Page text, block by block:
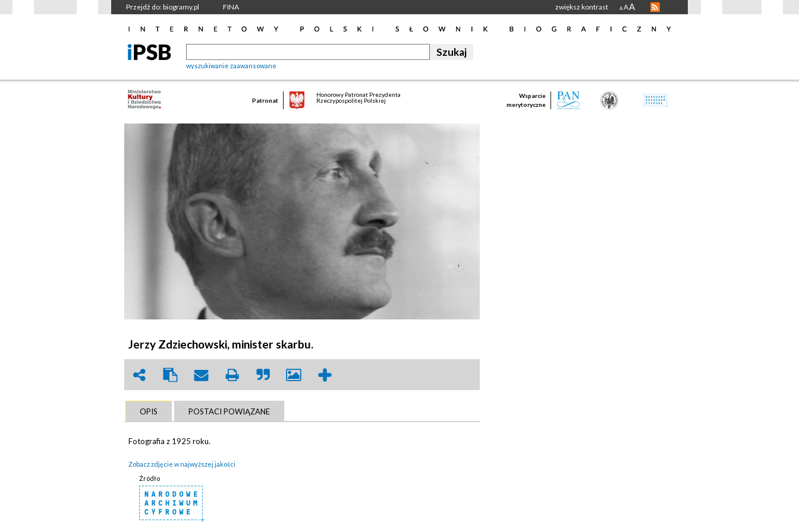
Przejdź do: biogramy.pl FINA zwiększ kontrast A AA
wyszukiwanie zaawansowane
Patronat
Honorowy Patronat Prezydenta
Rzeczypospolitej Polskiej
Wsparcie
merytoryczne
Jerzy Zdziechowski, minister skarbu.
OPIS POSTACI POWIĄZANE
Fotografia z 1925 roku.
Zobacz zdjęcie w najwyższej jakości
Źródło